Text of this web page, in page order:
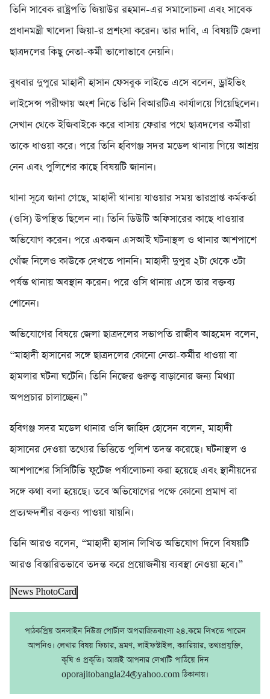
তিনি সাবেক রাষ্ট্রপতি জিয়াউর রহমান-এর সমালোচনা এবং সাবেক
প্রধানমন্ত্রী খালেদা জিয়া-র প্রশংসা করেন। তার দাবি, এ বিষয়টি জেলা
ছাত্রদলের কিছু নেতা-কর্মী ভালোভাবে নেয়নি।
বুধবার দুপুরে মাহাদী হাসান ফেসবুক লাইভে এসে বলেন, ড্রাইভিং
লাইসেন্স পরীক্ষায় অংশ নিতে তিনি বিআরটিএ কার্যালয়ে গিয়েছিলেন।
সেখান থেকে ইজিবাইকে করে বাসায় ফেরার পথে ছাত্রদলের কর্মীরা
তাকে ধাওয়া করে। পরে তিনি হবিগঞ্জ সদর মডেল থানায় গিয়ে আশ্রয়
নেন এবং পুলিশের কাছে বিষয়টি জানান।
থানা সূত্রে জানা গেছে, মাহাদী থানায় যাওয়ার সময় ভারপ্রাপ্ত কর্মকর্তা
(ওসি) উপস্থিত ছিলেন না। তিনি ডিউটি অফিসারের কাছে ধাওয়ার
অভিযোগ করেন। পরে একজন এসআই ঘটনাস্থল ও থানার আশপাশে
খোঁজ নিলেও কাউকে দেখতে পাননি। মাহাদী দুপুর ২টা থেকে ৩টা
পর্যন্ত থানায় অবস্থান করেন। পরে ওসি থানায় এসে তার বক্তব্য
শোনেন।
অভিযোগের বিষয়ে জেলা ছাত্রদলের সভাপতি রাজীব আহমেদ বলেন,
“মাহাদী হাসানের সঙ্গে ছাত্রদলের কোনো নেতা-কর্মীর ধাওয়া বা
হামলার ঘটনা ঘটেনি। তিনি নিজের গুরুত্ব বাড়ানোর জন্য মিথ্যা
অপপ্রচার চালাচ্ছেন।”
হবিগঞ্জ সদর মডেল থানার ওসি জাহিদ হোসেন বলেন, মাহাদী
হাসানের দেওয়া তথ্যের ভিত্তিতে পুলিশ তদন্ত করেছে। ঘটনাস্থল ও
আশপাশের সিসিটিভি ফুটেজ পর্যালোচনা করা হয়েছে এবং স্থানীয়দের
সঙ্গে কথা বলা হয়েছে। তবে অভিযোগের পক্ষে কোনো প্রমাণ বা
প্রত্যক্ষদর্শীর বক্তব্য পাওয়া যায়নি।
তিনি আরও বলেন, “মাহাদী হাসান লিখিত অভিযোগ দিলে বিষয়টি
আরও বিস্তারিতভাবে তদন্ত করে প্রয়োজনীয় ব্যবস্থা নেওয়া হবে।”
News PhotoCard
পাঠকপ্রিয় অনলাইন নিউজ পোর্টাল অপরাজিতবাংলা ২৪.কমে লিখতে পারেন
আপনিও। লেখার বিষয় ফিচার, ভ্রমণ, লাইফস্টাইল, ক্যারিয়ার, তথ্যপ্রযুক্তি,
কৃষি ও প্রকৃতি। আজই আপনার লেখাটি পাঠিয়ে দিন
oporajitobangla24@yahoo.com ঠিকানায়।